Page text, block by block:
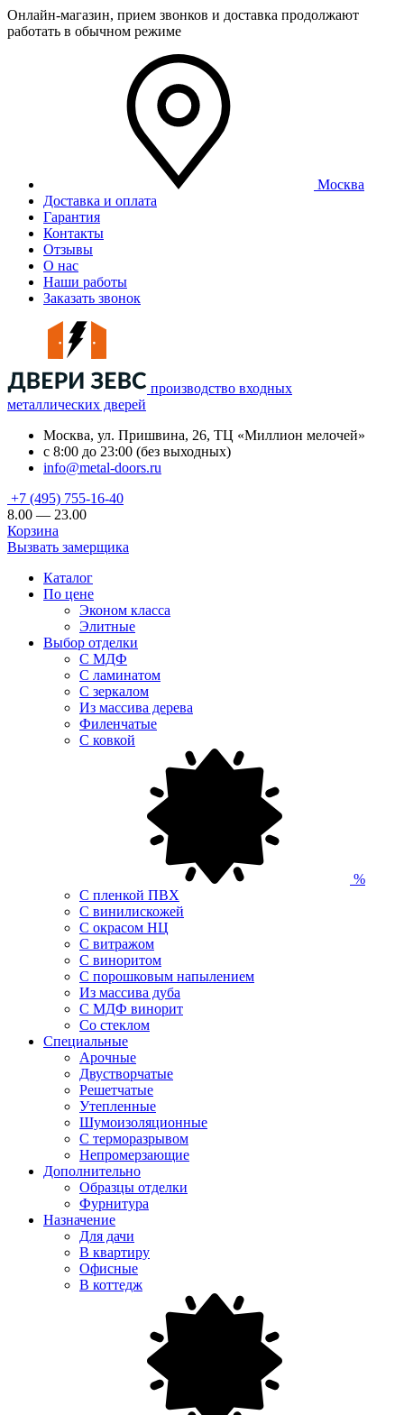
Онлайн-магазин, прием звонков и доставка продолжают
работать в обычном режиме
Москва
Доставка и оплата
Гарантия
Контакты
Отзывы
О нас
Наши работы
Заказать звонок
производство входных
металлических дверей
Москва, ул. Пришвина, 26, ТЦ «Миллион мелочей»
с 8:00 до 23:00 (без выходных)
info@metal-doors.ru
+7 (495) 755-16-40
8.00 — 23.00
Корзина
Вызвать замерщика
Каталог
По цене
Эконом класса
Элитные
Выбор отделки
С МДФ
С ламинатом
С зеркалом
Из массива дерева
Филенчатые
С ковкой
%
С пленкой ПВХ
С винилискожей
С окрасом НЦ
С витражом
С виноритом
С порошковым напылением
Из массива дуба
С МДФ винорит
Со стеклом
Специальные
Арочные
Двустворчатые
Решетчатые
Утепленные
Шумоизоляционные
С терморазрывом
Непромерзающие
Дополнительно
Образцы отделки
Фурнитура
Назначение
Для дачи
В квартиру
Офисные
В коттедж